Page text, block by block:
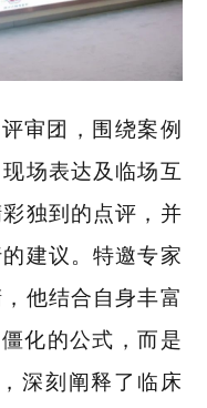
审团，围绕案例
场表达及临场互
独到的点评，并
建议。特邀专家
他结合自身丰富
化的公式，而是
深刻阐释了临床